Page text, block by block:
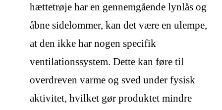
hættetrøje har en gennemgående lynlås og
åbne sidelommer, kan det være en ulempe,
at den ikke har nogen specifik
ventilationssystem. Dette kan føre til
overdreven varme og sved under fysisk
aktivitet, hvilket gør produktet mindre